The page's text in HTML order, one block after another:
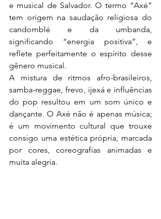
e musical de Salvador. O termo “Axé”
tem origem na saudação religiosa do
candomblé e da umbanda,
significando “energia positiva”, e
reflete perfeitamente o espírito desse
gênero musical.
A mistura de ritmos afro-brasileiros,
samba-reggae, frevo, ijexá e influências
do pop resultou em um som único e
dançante. O Axé não é apenas música;
é um movimento cultural que trouxe
consigo uma estética própria, marcada
por cores, coreografias animadas e
muita alegria.